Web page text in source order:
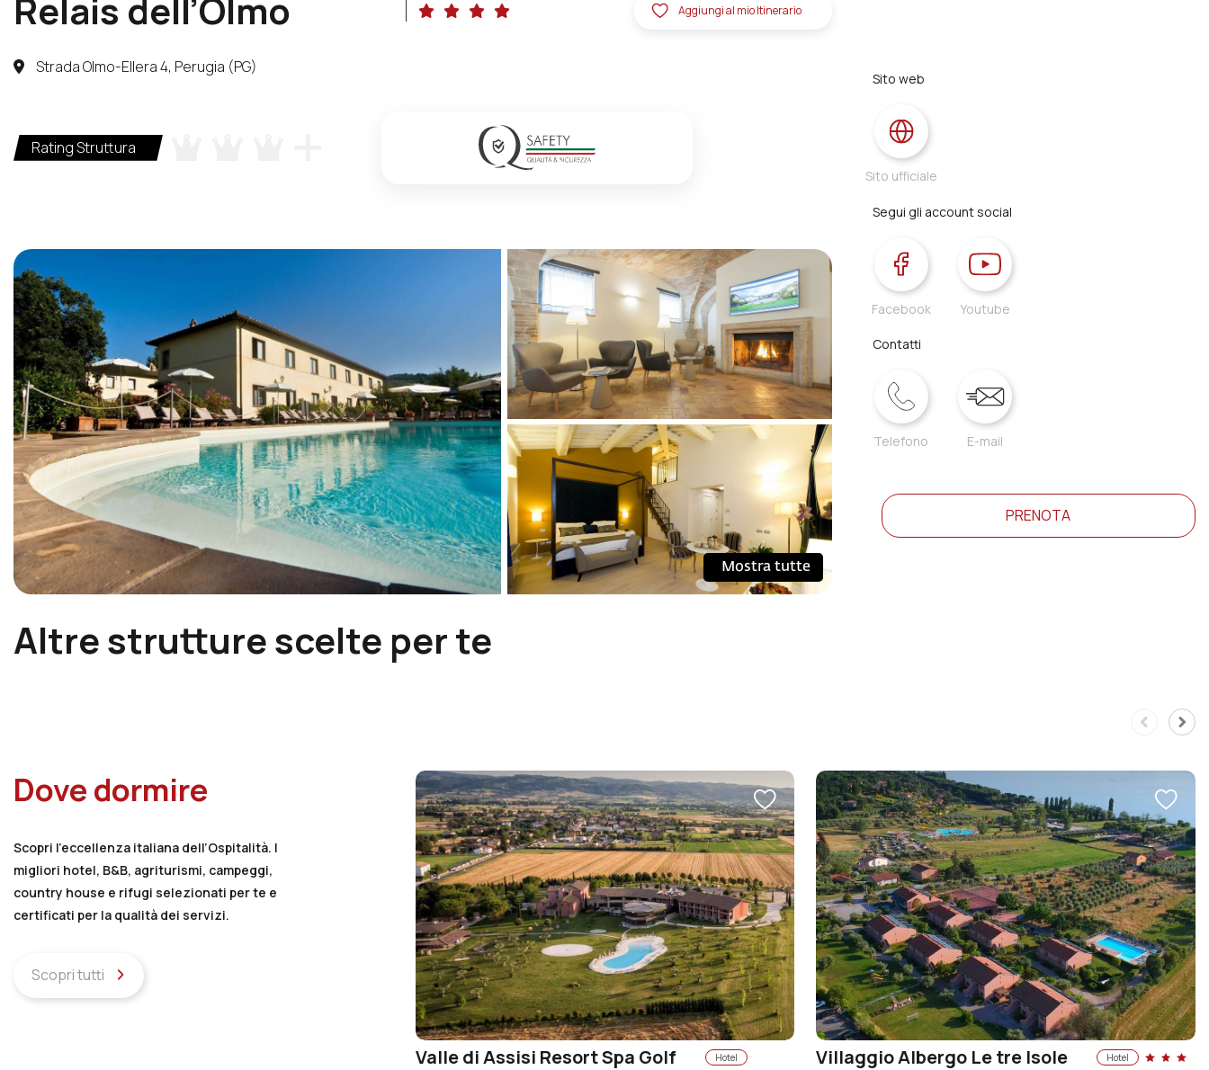
Relais dell’Olmo Aggiungi al mio Itinerario
Strada Olmo-Ellera 4, Perugia (PG)
Rating Struttura
Mostra tutte
Sito web
Sito ufficiale
Segui gli account social
Facebook Youtube
Contatti
Telefono E-mail
PRENOTA
Altre strutture scelte per te
Dove dormire
Scopri l’eccellenza italiana dell’Ospitalità. I
migliori hotel, B&B, agriturismi, campeggi,
country house e rifugi selezionati per te e
certificati per la qualità dei servizi.
Scopri tutti
Valle di Assisi Resort Spa Golf Hotel Villaggio Albergo Le tre Isole Hotel